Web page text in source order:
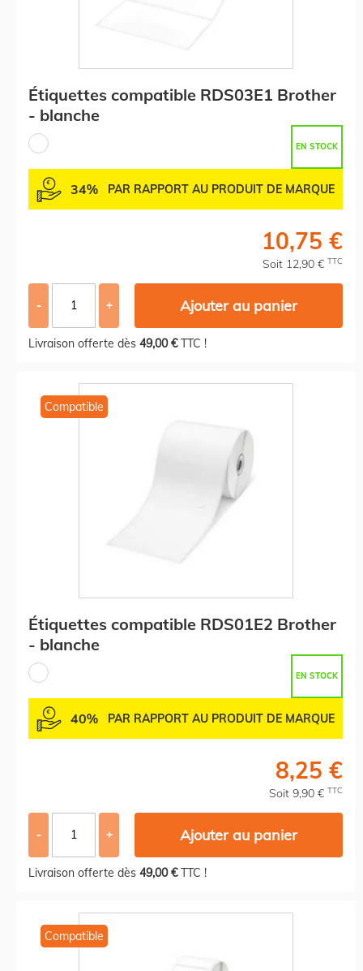
Étiquettes compatible RDS03E1 Brother
- blanche
EN STOCK
34% PAR RAPPORT AU PRODUIT DE MARQUE
10,75 €
Soit 12,90 € TTC
- + Ajouter au panier
Livraison offerte dès 49,00 €TTC !
Compatible
Étiquettes compatible RDS01E2 Brother
- blanche
EN STOCK
40% PAR RAPPORT AU PRODUIT DE MARQUE
8,25 €
Soit 9,90 € TTC
- + Ajouter au panier
Livraison offerte dès 49,00 €TTC !
Compatible